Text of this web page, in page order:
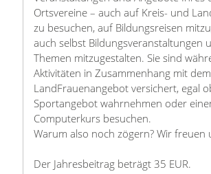
Ortsvereine – auch auf Kreis- und
zu besuchen, auf Bildungsreisen
auch selbst Bildungsveranstaltungen
Themen mitzugestalten. Sie sind
Aktivitäten in Zusammenhang mit dem
LandFrauenangebot versichert, egal
Sportangebot wahrnehmen oder
Computerkurs besuchen.
Warum also noch zögern? Wir freuen
Der Jahresbeitrag beträgt 35 EUR.